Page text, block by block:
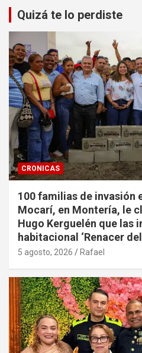
Quizá te lo perdiste
CRONICAS
100 familias de invasión
Mocarí, en Montería, le
Hugo Kerguelén que las
habitacional ‘Renacer
5 agosto, 2026 Rafael